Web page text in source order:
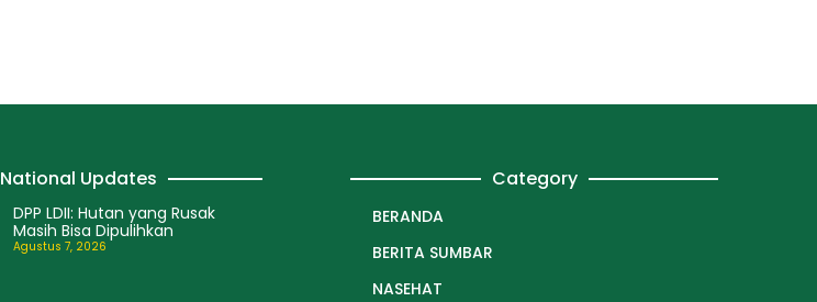
National Updates
DPP LDII: Hutan yang Rusak
Masih Bisa Dipulihkan
Agustus 7, 2026
Category
BERANDA
BERITA SUMBAR
NASEHAT